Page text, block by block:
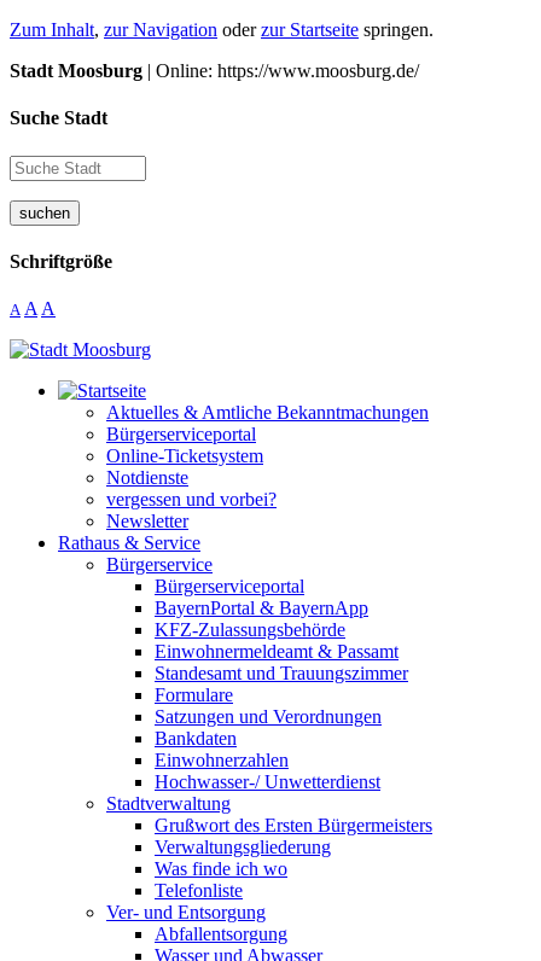
Zum Inhalt, zur Navigation oderzur Startseite springen.
Stadt Moosburg | Online: https://www.moosburg.de/
Suche Stadt
suchen
Schriftgröße
A A A
Aktuelles & Amtliche Bekanntmachungen
Bürgerserviceportal
Online-Ticketsystem
Notdienste
vergessen und vorbei?
Newsletter
Rathaus & Service
Bürgerservice
Bürgerserviceportal
BayernPortal & BayernApp
KFZ-Zulassungsbehörde
Einwohnermeldeamt & Passamt
Standesamt und Trauungszimmer
Formulare
Satzungen und Verordnungen
Bankdaten
Einwohnerzahlen
Hochwasser-/ Unwetterdienst
Stadtverwaltung
Grußwort des Ersten Bürgermeisters
Verwaltungsgliederung
Was finde ich wo
Telefonliste
Ver- und Entsorgung
Abfallentsorgung
Wasser und Abwasser